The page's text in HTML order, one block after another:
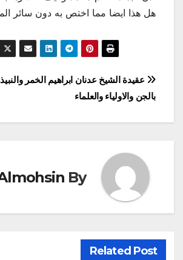
هل هذا ايضا مما اختص به دون سائر
تصفّح
المقالات
الخمر عقيدة الشيخ عدنان ابراهيم
بالجن والاولياء والعلماء
By
Related Post